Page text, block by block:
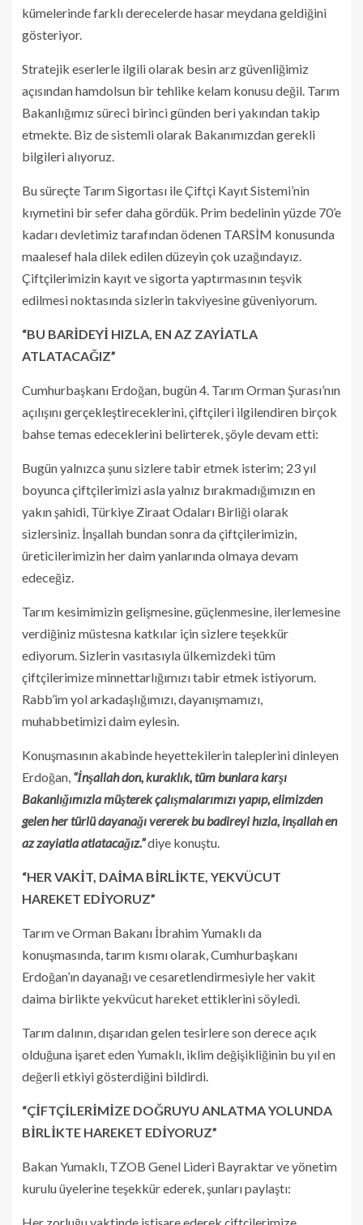
kümelerinde farklı derecelerde hasar meydana geldiğini
gösteriyor.
Stratejik eserlerle ilgili olarak besin arz güvenliğimiz
açısından hamdolsun bir tehlike kelam konusu değil. Tarım
Bakanlığımız süreci birinci günden beri yakından takip
etmekte. Biz de sistemli olarak Bakanımızdan gerekli
bilgileri alıyoruz.
Bu süreçte Tarım Sigortası ile Çiftçi Kayıt Sistemi’nin
kıymetini bir sefer daha gördük. Prim bedelinin yüzde 70’e
kadarı devletimiz tarafından ödenen TARSİM konusunda
maalesef hala dilek edilen düzeyin çok uzağındayız.
Çiftçilerimizin kayıt ve sigorta yaptırmasının teşvik
edilmesi noktasında sizlerin takviyesine güveniyorum.
“BU BARİDEYİ HIZLA, EN AZ ZAYİATLA
ATLATACAĞIZ”
Cumhurbaşkanı Erdoğan, bugün 4. Tarım Orman Şurası’nın
açılışını gerçekleştireceklerini, çiftçileri ilgilendiren birçok
bahse temas edeceklerini belirterek, şöyle devam etti:
Bugün yalnızca şunu sizlere tabir etmek isterim; 23 yıl
boyunca çiftçilerimizi asla yalnız bırakmadığımızın en
yakın şahidi, Türkiye Ziraat Odaları Birliği olarak
sizlersiniz. İnşallah bundan sonra da çiftçilerimizin,
üreticilerimizin her daim yanlarında olmaya devam
edeceğiz.
Tarım kesimimizin gelişmesine, güçlenmesine, ilerlemesine
verdiğiniz müstesna katkılar için sizlere teşekkür
ediyorum. Sizlerin vasıtasıyla ülkemizdeki tüm
çiftçilerimize minnettarlığımızı tabir etmek istiyorum.
Rabb’im yol arkadaşlığımızı, dayanışmamızı,
muhabbetimizi daim eylesin.
Konuşmasının akabinde heyettekilerin taleplerini dinleyen
Erdoğan, “İnşallah don, kuraklık, tüm bunlara karşı
Bakanlığımızla müşterek çalışmalarımızı yapıp, elimizden
gelen her türlü dayanağı vererek bu badireyi hızla, inşallah en
az zayiatla atlatacağız.”diye konuştu.
“HER VAKİT, DAİMA BİRLİKTE, YEKVÜCUT
HAREKET EDİYORUZ”
Tarım ve Orman Bakanı İbrahim Yumaklı da
konuşmasında, tarım kısmı olarak, Cumhurbaşkanı
Erdoğan’ın dayanağı ve cesaretlendirmesiyle her vakit
daima birlikte yekvücut hareket ettiklerini söyledi.
Tarım dalının, dışarıdan gelen tesirlere son derece açık
olduğuna işaret eden Yumaklı, iklim değişikliğinin bu yıl en
değerli etkiyi gösterdiğini bildirdi.
“ÇİFTÇİLERİMİZE DOĞRUYU ANLATMA YOLUNDA
BİRLİKTE HAREKET EDİYORUZ”
Bakan Yumaklı, TZOB Genel Lideri Bayraktar ve yönetim
kurulu üyelerine teşekkür ederek, şunları paylaştı: